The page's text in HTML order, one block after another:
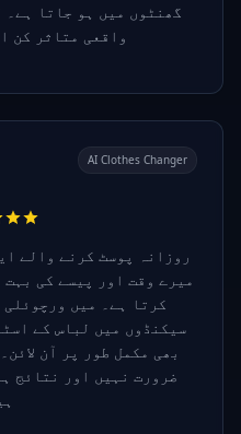
گھنٹوں میں ہو جاتا ہے۔
واقعی متاثر کن
AI Clothes Changer
روزانہ پوسٹ کرنے والے
کرتا ہے۔ میں
سیکنڈوں میں لباس کے
بھی مکمل طور پر آن
ضرورت نہیں اور نتائج